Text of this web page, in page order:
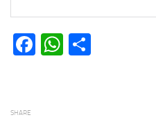
Facebook
WhatsApp
SHARE